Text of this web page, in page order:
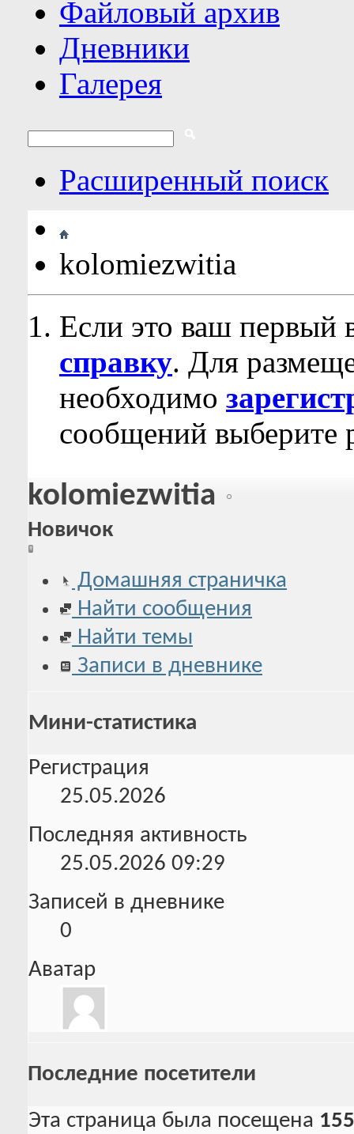
Файловый архив
Дневники
Галерея
Расширенный поиск
kolomiezwitia
Если это ваш первый
справку. Для
необходимо
сообщений выберите
kolomiezwitia
Новичок
Домашняя страничка
Найти сообщения
Найти темы
Записи в дневнике
Мини-статистика
Регистрация
25.05.2026
Последняя активность
25.05.2026 09:29
Записей в дневнике
0
Аватар
Последние посетители
Эта страница была посещена 155